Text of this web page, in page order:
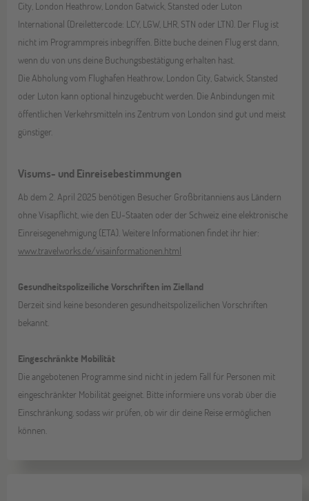
City, London Heathrow, London Gatwick, Stansted oder Luton
International (Dreilettercode: LCY, LGW, LHR, STN oder LTN). Der Flug ist
nicht im Programmpreis inbegriffen. Bitte buche deinen Flug erst dann,
wenn du von uns deine Buchungsbestätigung erhalten hast.
Die Abholung vom Flughafen Heathrow, London City, Gatwick, Stansted
oder Luton kann optional hinzugebucht werden. Die Anbindungen mit
öffentlichen Verkehrsmitteln ins Zentrum von London sind gut und meist
günstiger.
Visums- und Einreisebestimmungen
Ab dem 2. April 2025 benötigen Besucher Großbritanniens aus Ländern
ohne Visapflicht, wie den EU-Staaten oder der Schweiz eine elektronische
Einreisegenehmigung (ETA). Weitere Informationen findet ihr hier:
www.travelworks.de/visainformationen.html
Gesundheitspolizeiliche Vorschriften im Zielland
Derzeit sind keine besonderen gesundheitspolizeilichen Vorschriften
bekannt.
Eingeschränkte Mobilität
Die angebotenen Programme sind nicht in jedem Fall für Personen mit
eingeschränkter Mobilität geeignet. Bitte informiere uns vorab über die
Einschränkung, sodass wir prüfen, ob wir dir deine Reise ermöglichen
können.